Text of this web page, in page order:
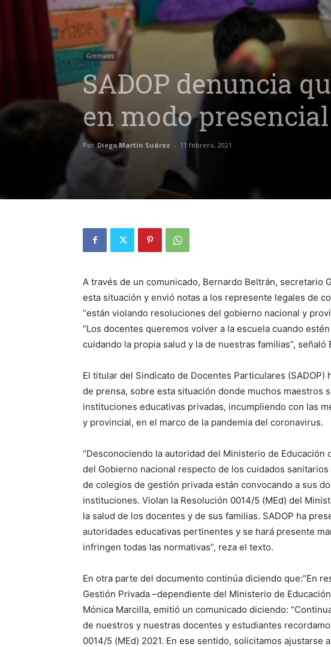
Gremiales
SADOP denuncia
en modo presencial
Por Diego Martín Suárez - 11 febrero, 2021
A través de un comunicado, Bernardo Beltrán, secretario
esta situación y envió notas a los represente legales de
“están violando resoluciones del gobierno nacional y
“Los docentes queremos volver a la escuela cuando
cuidando la propia salud y la de nuestras familias”, señaló
El titular del Sindicato de Docentes Particulares
de prensa, sobre esta situación donde muchos maestros
instituciones educativas privadas, incumpliendo con las
y provincial, en el marco de la pandemia del coronavirus.
“Desconociendo la autoridad del Ministerio de Educación
del Gobierno nacional respecto de los cuidados
de colegios de gestión privada están convocando a sus
instituciones. Violan la Resolución 0014/5 (MEd) del
la salud de los docentes y de sus familias. SADOP ha
autoridades educativas pertinentes y se hará presente
infringen todas las normativas”, reza el texto.
En otra parte del documento continúa diciendo que:”En
Gestión Privada –dependiente del Ministerio de
Mónica Marcilla, emitió un comunicado diciendo:
de nuestros y nuestras docentes y estudiantes
0014/5 (MEd) 2021. En ese sentido, solicitamos ajustarse